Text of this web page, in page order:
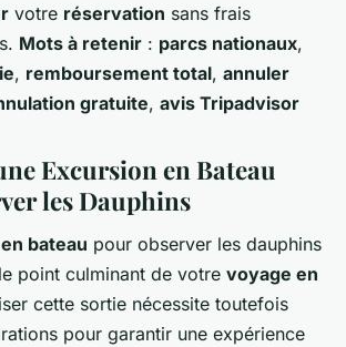
votre réservation sans frais
Mots à retenir : parcs nationaux,
, remboursement total, annuler
gratuite, avis Tripadvisor
Excursion en Bateau
les Dauphins
bateau pour observer les dauphins
point culminant de votre voyage en
cette sortie nécessite toutefois
pour garantir une expérience